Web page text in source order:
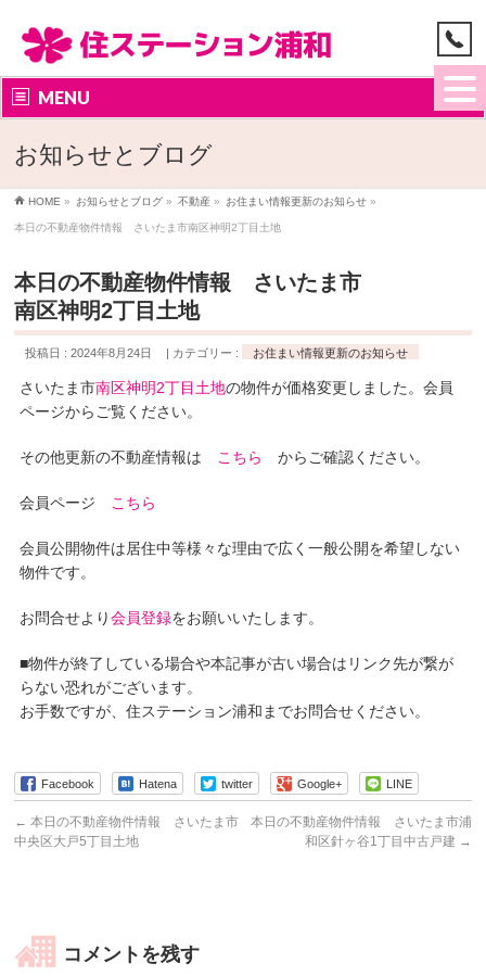
MENU
お知らせとブログ
HOME » お知らせとブログ » 不動産 » お住まい情報更新のお知らせ »
本日の不動産物件情報 さいたま市南区神明2丁目土地
本日の不動産物件情報 さいたま市
南区神明2丁目土地
投稿日 : 2024年8月24日 カテゴリー : お住まい情報更新のお知らせ
さいたま市南区神明2丁目土地の物件が価格変更しました。会員
ページからご覧ください。
その他更新の不動産情報は こちら からご確認ください。
会員ページ こちら
会員公開物件は居住中等様々な理由で広く一般公開を希望しない
物件です。
お問合せより会員登録をお願いいたします。
■物件が終了している場合や本記事が古い場合はリンク先が繋が
らない恐れがございます。
お手数ですが、住ステーション浦和までお問合せください。
Facebook Hatena twitter Google+ LINE
← 本日の不動産物件情報 さいたま市
中央区大戸5丁目土地
本日の不動産物件情報 さいたま市浦
和区針ヶ谷1丁目中古戸建 →
コメントを残す